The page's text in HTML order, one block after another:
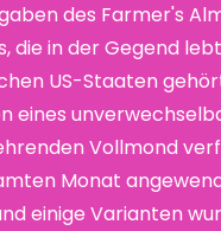
des Farmer's
die in der Gegend
US-Staaten
eines
Vollmond
Monat
einige Varianten